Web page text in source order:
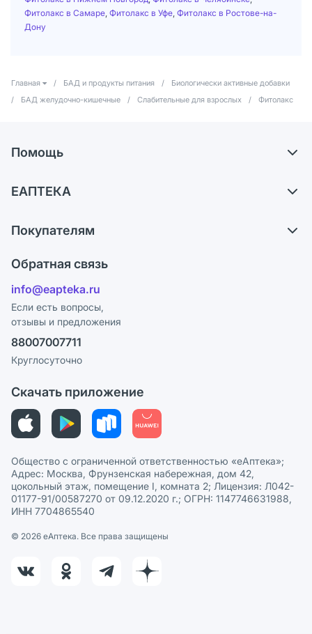
Фитолакс в Самаре Фитолакс в Уфе Фитолакс в Ростове-на-
Дону
Главная / БАД и продукты питания /
Биологически активные добавки
/
БАД желудочно-кишечные / Слабительные для взрослых / Фитолакс
Помощь
Обмен и возврат
Блог
ЕАПТЕКА
Карьера
Поставщики
Лицензия
Реклама на сайте
Ваши товары на ЕАПТЕКЕ
Покупателям
Программа СберСпасибо
Политика конфиденциальности
Пользовательское соглашение
Политика рекомендаций
Этика и соответствие
Политика в отношении обработки персональных данных
Обратная связь
info@eapteka.ru
Если есть вопросы,
отзывы и предложения
88007007711
Круглосуточно
Скачать приложение
Общество с ограниченной ответственностью «еАптека»;
Адрес: Москва, Фрунзенская набережная, дом 42,
цокольный этаж, помещение I, комната 2; Лицензия: Л042-
01177-91/00587270 от 09.12.2020 г.; ОГРН: 1147746631988,
ИНН 7704865540
© 2026 eАптека. Все права защищены